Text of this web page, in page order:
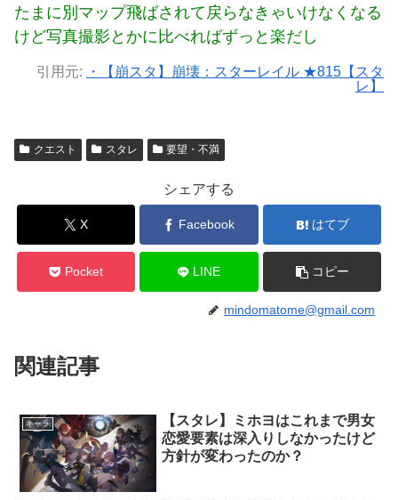
たまに別マップ飛ばされて戻らなきゃいけなくなる
けど写真撮影とかに比べればずっと楽だし
引用元:
・【崩スタ】崩壊：スターレイル ★815【スタ
レ】
クエスト スタレ 要望・不満
シェアする
X Facebook はてブ
Pocket LINE コピー
mindomatome@gmail.com
関連記事
キャラ
【スタレ】ミホヨはこれまで男女
恋愛要素は深入りしなかったけど
方針が変わったのか？